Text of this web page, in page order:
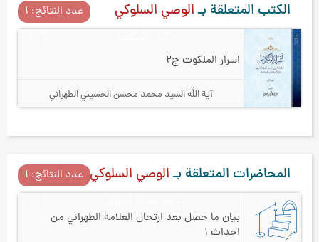
الكتب المتعلقة بـالوصي السلوكي عدد النتائج: ۱
اسرار الملكوت ج۲
آية الله السيد محمد محسن الحسيني الطهراني
المحاضرات المتعلقة بـالوصي السلوكي عدد النتائج: ۱
بيان ما حصل بعد ارتحال العلامة الطهراني من
احداث ۱